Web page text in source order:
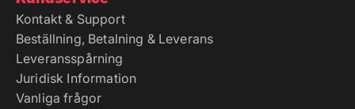
Kontakt & Support
Beställning, Betalning & Leverans
Leveransspårning
Juridisk Information
Vanliga frågor